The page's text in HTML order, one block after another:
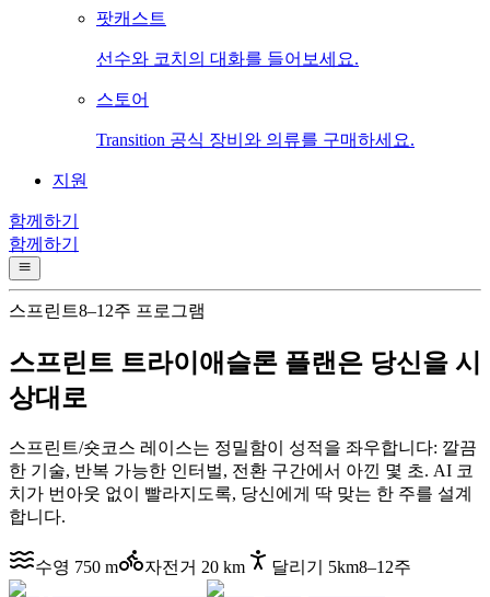
팟캐스트
선수와 코치의 대화를 들어보세요.
스토어
Transition 공식 장비와 의류를 구매하세요.
지원
함께하기
함께하기
스프린트8–12주 프로그램
스프린트 트라이애슬론 플랜은 당신을 시
상대로
스프린트/숏코스 레이스는 정밀함이 성적을 좌우합니다: 깔끔
한 기술, 반복 가능한 인터벌, 전환 구간에서 아낀 몇 초. AI 코
치가 번아웃 없이 빨라지도록, 당신에게 딱 맞는 한 주를 설계
합니다.
수영 750 m 자전거 20 km 달리기 5km8–12주